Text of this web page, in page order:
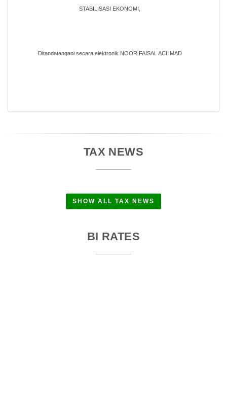
STABILISASI EKONOMI,
Ditandatangani secara elektronik NOOR FAISAL ACHMAD
TAX NEWS
SHOW ALL TAX NEWS
BI RATES